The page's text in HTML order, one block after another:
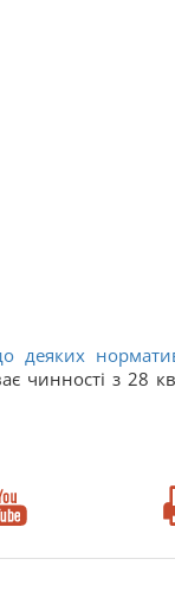
деяких
чинності з 28